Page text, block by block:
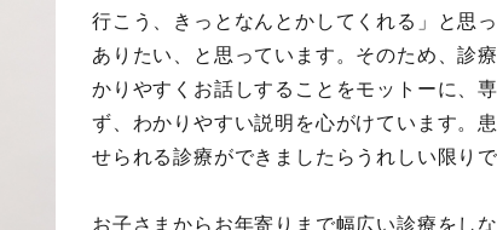
行こう、きっとなんとかしてくれる」と思
ありたい、と思っています。そのため、診
かりやすくお話しすることをモットーに、
ず、わかりやすい説明を心がけています。
せられる診療ができましたらうれしい限りで
お子さまからお年寄りまで幅広い診療をし